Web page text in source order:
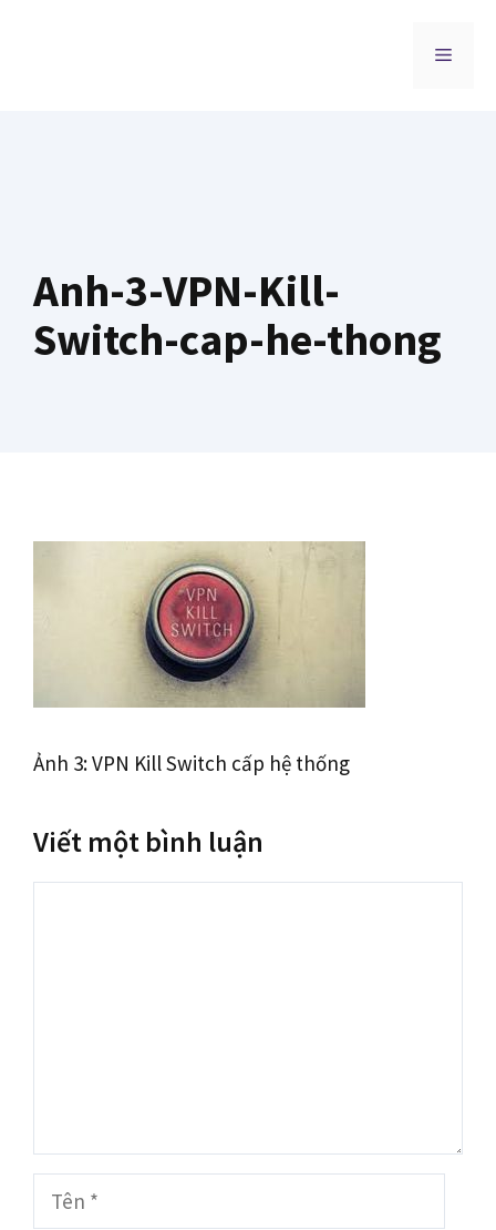
MENU
Anh-3-VPN-Kill-
Switch-cap-he-thong
Ảnh 3: VPN Kill Switch cấp hệ thống
Viết một bình luận
Tên